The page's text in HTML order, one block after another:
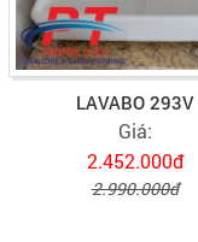
LAVABO 293V
Giá:
2.452.000đ
2.990.000đ